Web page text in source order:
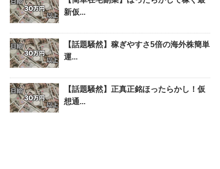
新仮...
【話題騒然】稼ぎやすさ5倍の海外株簡単
運...
【話題騒然】正真正銘ほったらかし！仮
想通...